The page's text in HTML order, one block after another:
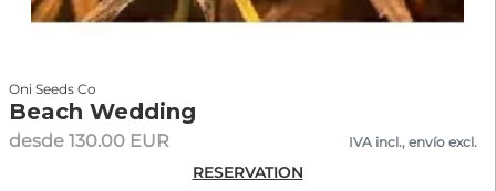
Oni Seeds Co
Beach Wedding
desde 130.00 EUR IVA incl., envío excl.
RESERVATION